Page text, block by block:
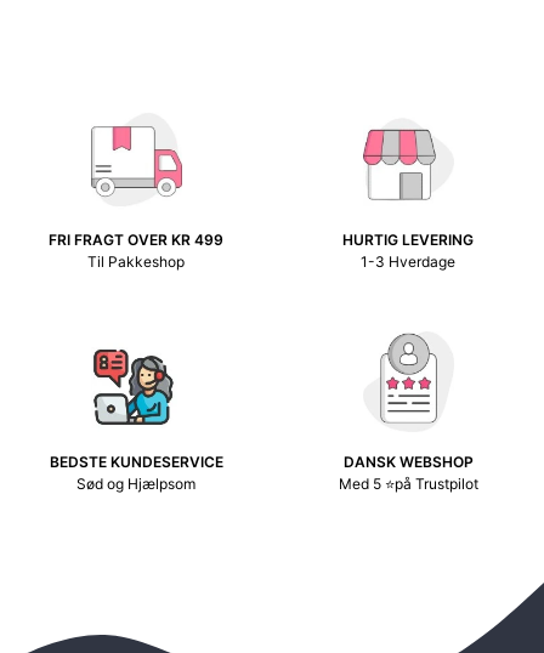
FRI FRAGT OVER KR 499
Til Pakkeshop
HURTIG LEVERING
1-3 Hverdage
BEDSTE KUNDESERVICE
Sød og Hjælpsom
DANSK WEBSHOP
Med 5 ⭐på Trustpilot